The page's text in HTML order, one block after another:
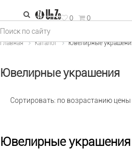
Украшения
и колье
0 0
Главная Каталог Ювелирные
Ювелирные украшения
Сортировать: по возрастанию цены
Ювелирные украшения